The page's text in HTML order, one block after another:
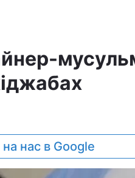
нас в Google